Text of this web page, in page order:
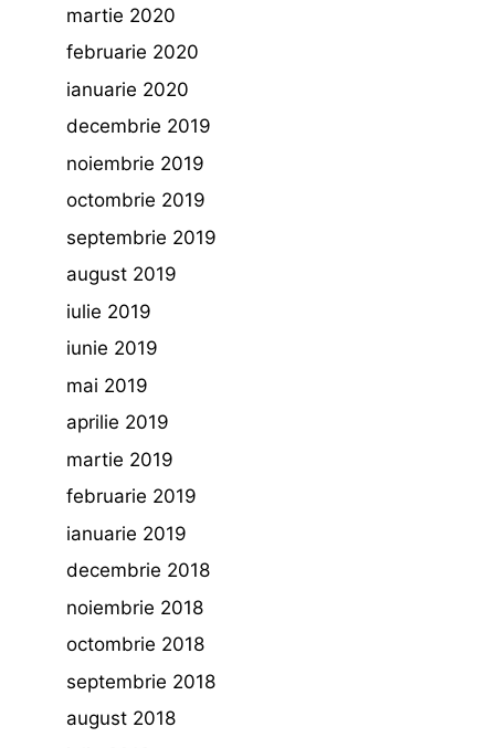
martie 2020
februarie 2020
ianuarie 2020
decembrie 2019
noiembrie 2019
octombrie 2019
septembrie 2019
august 2019
iulie 2019
iunie 2019
mai 2019
aprilie 2019
martie 2019
februarie 2019
ianuarie 2019
decembrie 2018
noiembrie 2018
octombrie 2018
septembrie 2018
august 2018